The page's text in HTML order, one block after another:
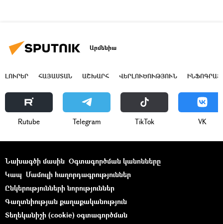
Արմենիա
ԼՈՒՐԵՐ ՀԱՅԱՍՏԱՆ ԱՇԽԱՐՀ ՎԵՐԼՈՒԾՈՒԹՅՈՒՆ
Rutube Telegram ТikТоk VK
Նախագծի մասին Օգտագործման կանոնները
Կապ Մամուլի հաղորդագրություններ
Ընկերությունների նորություններ
Գաղտնիության քաղաքականություն
Տեղեկանիշի (cookie) օգտագործման